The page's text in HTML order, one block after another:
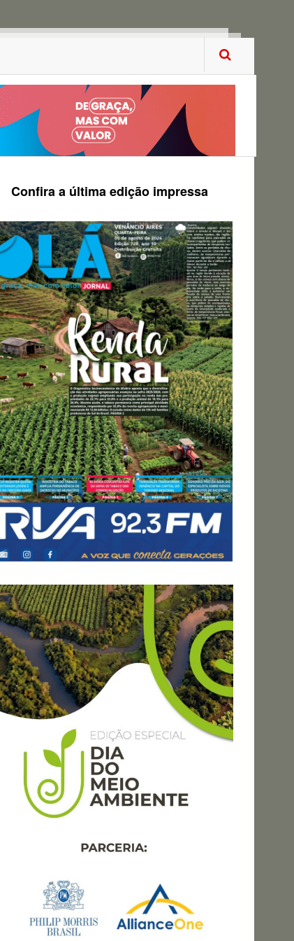
Confira a última edição impressa